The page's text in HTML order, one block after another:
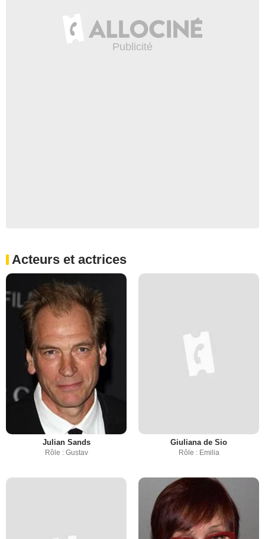
Acteurs et actrices
Julian Sands
Rôle : Gustav
Giuliana de Sio
Rôle : Emilia